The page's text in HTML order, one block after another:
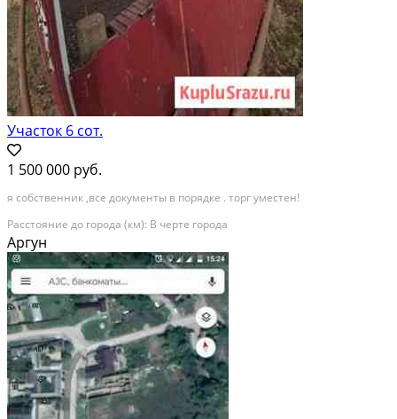
Участок 6 сот.
1 500 000 руб.
я собственник ,все документы в порядке . торг уместен!
Расстояние до города (км): В черте города
Аргун